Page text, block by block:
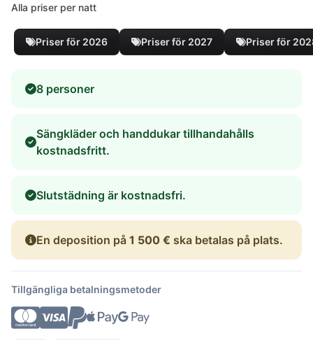
Alla priser per natt
Priser för 2026 Priser för 2027 Priser för
8 personer
Sängkläder och handdukar tillhandahålls
kostnadsfritt.
Slutstädning är kostnadsfri.
En deposition på 1 500 € ska betalas på plats.
Tillgängliga betalningsmetoder